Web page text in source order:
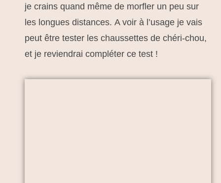
je crains quand même de morfler un peu sur
les longues distances. A voir à l’usage je vais
peut être tester les chaussettes de chéri-chou,
et je reviendrai compléter ce test !